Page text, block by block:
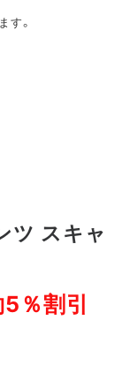
す。
ツ スキャ
％割引